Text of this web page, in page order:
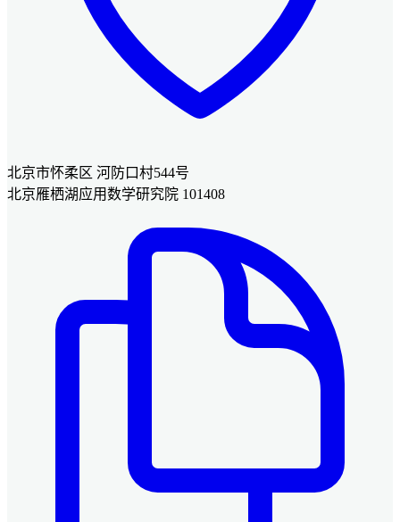
北京市怀柔区 河防口村544号
北京雁栖湖应用数学研究院 101408